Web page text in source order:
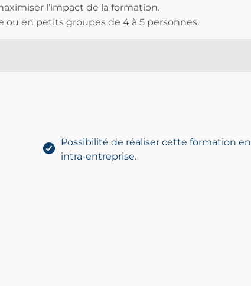
l’impact de la formation.
ou en petits groupes de 4 à 5 personnes.
Possibilité de réaliser cette formation en
intra-entreprise.